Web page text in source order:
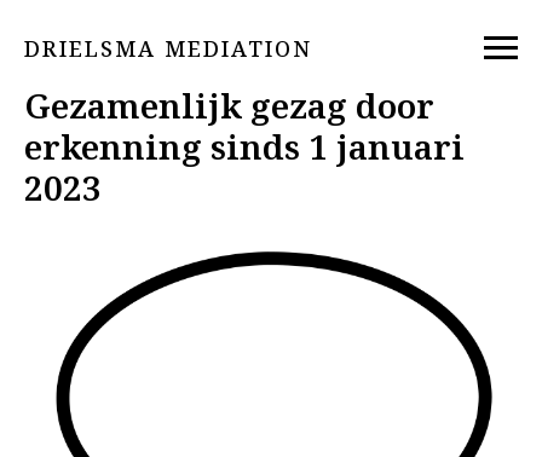
DRIELSMA MEDIATION
Gezamenlijk gezag door
erkenning sinds 1 januari
2023